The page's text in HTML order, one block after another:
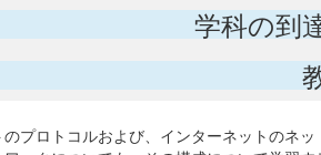
学科の到
プロトコルおよび、インターネットのネ